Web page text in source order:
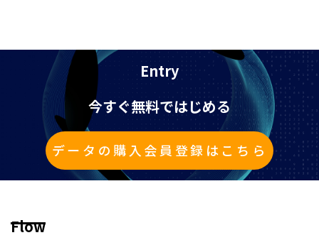
Entry
今すぐ無料ではじめる
データの購入会員登録はこちら
Flow